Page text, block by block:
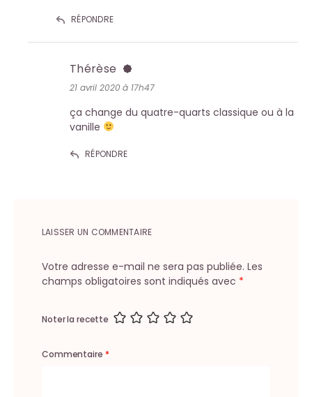
RÉPONDRE
Thérèse
21 avril 2020 à 17h47
ça change du quatre-quarts classique ou à la
vanille
RÉPONDRE
LAISSER UN COMMENTAIRE
Votre adresse e-mail ne sera pas publiée. Les
champs obligatoires sont indiqués avec *
Noter la recette
Commentaire *